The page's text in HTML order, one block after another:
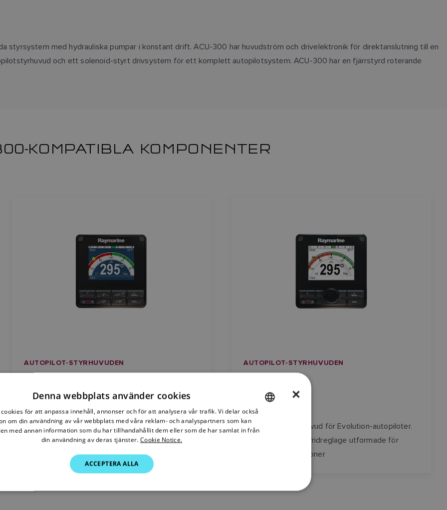
styrsystem med hydrauliska pumpar i konstant drift. ACU-300 har huvudström och drivelektronik för direktanslutning till en
och ett solenoid-styrt drivsystem för ett komplett autopilotsystem. ACU-300 har en fjärrstyrd roterande
KOMPATIBLA KOMPONENTER
AUTOPILOT-STYRHUVUDEN
Autopilotstyrhuvud för Evolution autopiloter med
intuitiv tryckknappsmanövrering för
segelbåtsinstallationer
AUTOPILOT-STYRHUVUDEN
Autopilotkontrollhuvud för Evolution-autopiloter.
Tryckknappar och vridreglage utformade för
motorbåtsinstallationer
×
Denna webbplats använder cookies
för att anpassa innehåll, annonser och för att analysera vår trafik. Vi delar också
om din användning av vår webbplats med våra reklam- och analyspartners som kan
med annan information som du har tillhandahållit dem eller som de har samlat in från
din användning av deras tjänster. Cookie Notice.
ACCEPTERA ALLA